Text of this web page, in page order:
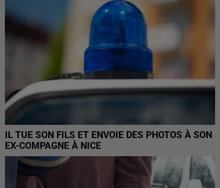
IL TUE SON FILS ET ENVOIE DES PHOTOS À SON
EX-COMPAGNE À NICE